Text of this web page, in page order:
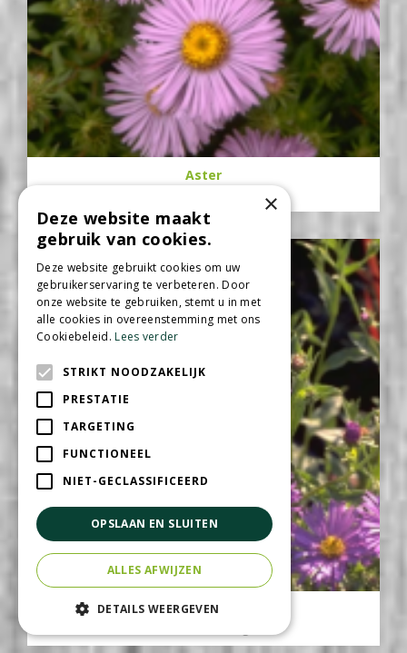
Aster
Aster
×
Deze website maakt
gebruik van cookies.
Deze website gebruikt cookies om uw
gebruikerservaring te verbeteren. Door
onze website te gebruiken, stemt u in met
alle cookies in overeenstemming met ons
Cookiebeleid.Lees verder
STRIKT NOODZAKELIJK
PRESTATIE
TARGETING
FUNCTIONEEL
NIET-GECLASSIFICEERD
OPSLAAN EN SLUITEN
ALLES AFWIJZEN
DETAILS WEERGEVEN